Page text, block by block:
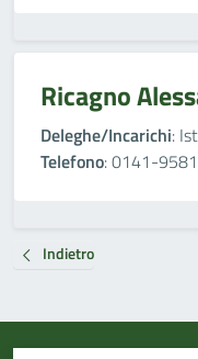
Ricagno
Deleghe/Incarichi:
Telefono: 0141-
Indietro